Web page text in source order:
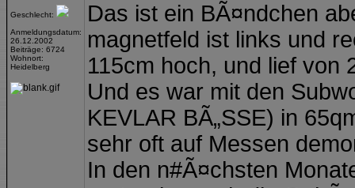
Geschlecht:
Anmeldungsdatum:
26.12.2002
Beiträge: 6724
Wohnort:
Heidelberg
Das ist ein BÃ¤ndchen
magnetfeld ist links und
115cm hoch, und lief von
Und es war mit den
KEVLAR BÃ„SSE) in
sehr oft auf Messen
In den n#Ã¤chsten